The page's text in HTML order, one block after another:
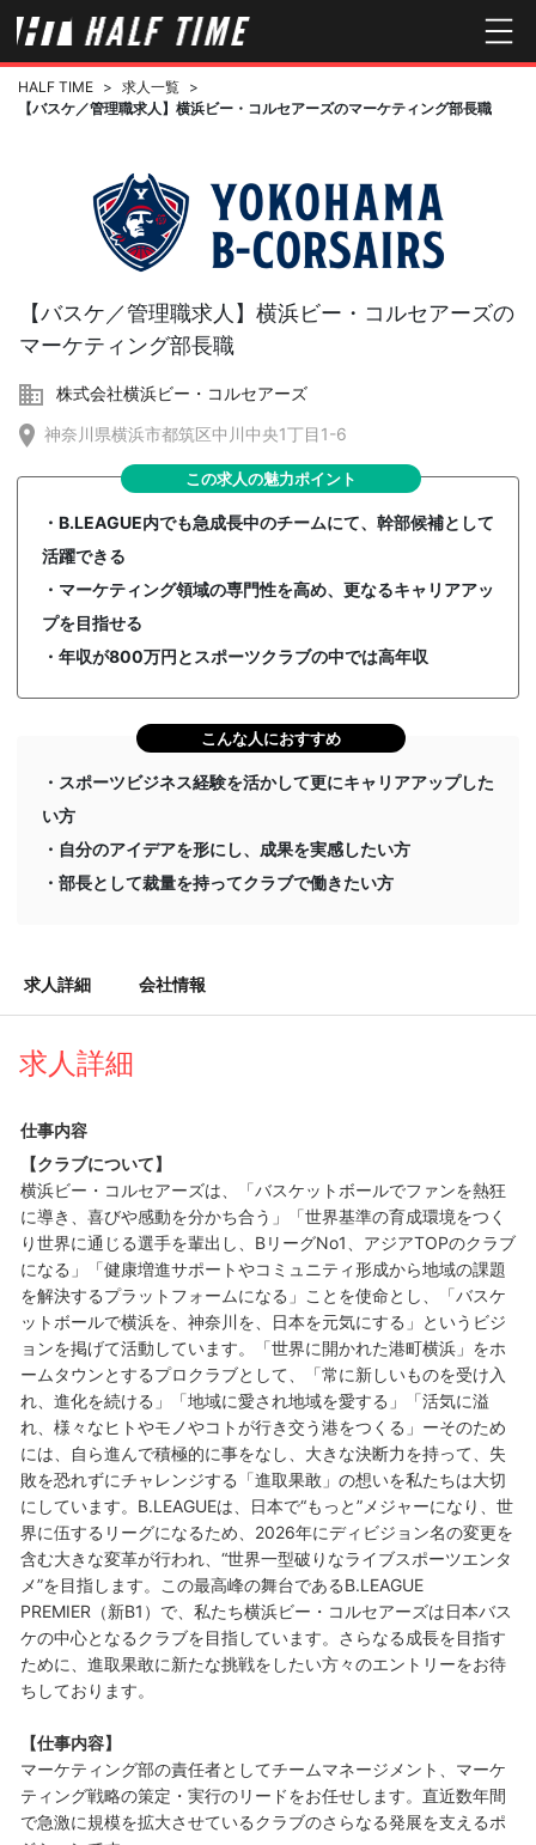
HALF TIME > 求人一覧 >
【バスケ／管理職求人】横浜ビー・コルセアーズのマーケティング部長職
【バスケ／管理職求人】横浜ビー・コルセアーズの
マーケティング部長職
株式会社横浜ビー・コルセアーズ
神奈川県横浜市都筑区中川中央1丁目1-6
この求人の魅力ポイント
・B.LEAGUE内でも急成長中のチームにて、幹部候補として
活躍できる
・マーケティング領域の専門性を高め、更なるキャリアアッ
プを目指せる
・年収が800万円とスポーツクラブの中では高年収
こんな人におすすめ
・スポーツビジネス経験を活かして更にキャリアアップした
い方
・自分のアイデアを形にし、成果を実感したい方
・部長として裁量を持ってクラブで働きたい方
求人詳細 会社情報
求人詳細
仕事内容
【クラブについて】
横浜ビー・コルセアーズは、「バスケットボールでファンを熱狂
に導き、喜びや感動を分かち合う」「世界基準の育成環境をつく
り世界に通じる選手を輩出し、BリーグNo1、アジアTOPのクラブ
になる」「健康増進サポートやコミュニティ形成から地域の課題
を解決するプラットフォームになる」ことを使命とし、「バスケ
ットボールで横浜を、神奈川を、日本を元気にする」というビジ
ョンを掲げて活動しています。「世界に開かれた港町横浜」をホ
ームタウンとするプロクラブとして、「常に新しいものを受け入
れ、進化を続ける」「地域に愛され地域を愛する」「活気に溢
れ、様々なヒトやモノやコトが行き交う港をつくる」ーそのため
には、自ら進んで積極的に事をなし、大きな決断力を持って、失
敗を恐れずにチャレンジする「進取果敢」の想いを私たちは大切
にしています。B.LEAGUEは、日本で“もっと”メジャーになり、世
界に伍するリーグになるため、2026年にディビジョン名の変更を
含む大きな変革が行われ、“世界一型破りなライブスポーツエンタ
メ”を目指します。この最高峰の舞台であるB.LEAGUE
PREMIER（新B1）で、私たち横浜ビー・コルセアーズは日本バス
ケの中心となるクラブを目指しています。さらなる成長を目指す
ために、進取果敢に新たな挑戦をしたい方々のエントリーをお待
ちしております。
【仕事内容】
マーケティング部の責任者としてチームマネージメント、マーケ
ティング戦略の策定・実行のリードをお任せします。直近数年間
で急激に規模を拡大させているクラブのさらなる発展を支えるポ